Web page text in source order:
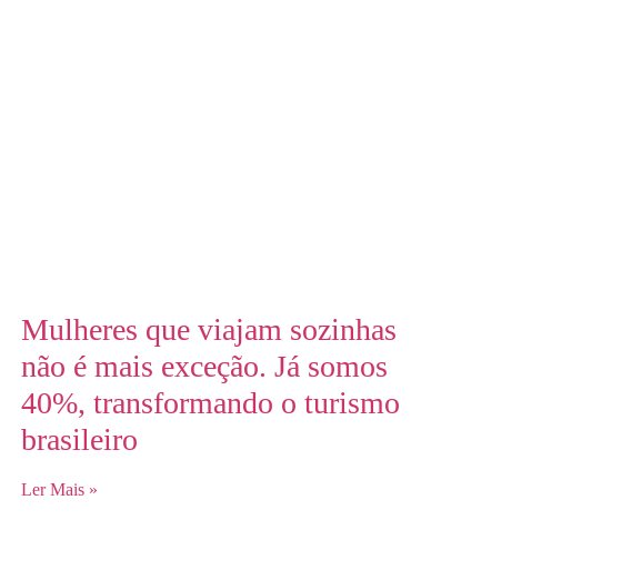
Mulheres que viajam sozinhas
não é mais exceção. Já somos
40%, transformando o turismo
brasileiro
Ler Mais »